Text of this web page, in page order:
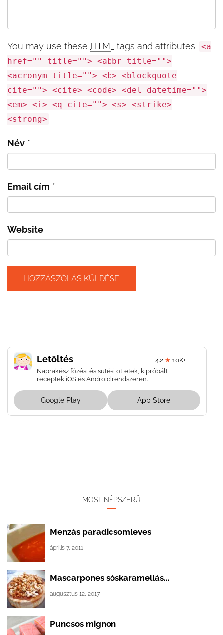
You may use these HTMLtags and attributes: <a
href="" title=""> <abbr title="">
<acronym title=""> <b> <blockquote
cite=""> <cite> <code> <del datetime="">
<em> <i> <q cite=""> <s> <strike>
<strong>
Név *
Email cím *
Website
Letöltés 4.2 ★ 10K+
Naprakész főzési és sütési ötletek, kipróbált
receptek iOS és Android rendszeren.
Google Play App Store
MOST NÉPSZERŰ
Menzás paradicsomleves
április 7, 2011
Mascarpones sóskaramellás...
augusztus 12, 2017
Puncsos mignon